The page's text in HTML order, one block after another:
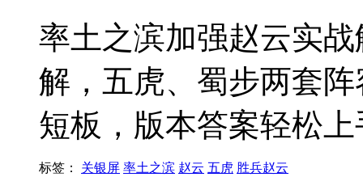
率土之滨加强赵云实
解，五虎、蜀步两套
短板，版本答案轻松上
标签： 关银屏 率土之滨 赵云 五虎 胜兵赵云